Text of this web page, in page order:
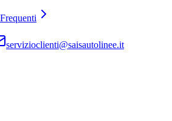
servizioclienti@saisautolinee.it